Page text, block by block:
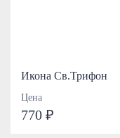
Икона Св.Трифон
Цена
770 ₽